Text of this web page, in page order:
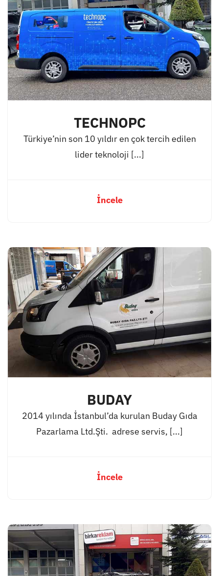
TECHNOPC
Türkiye’nin son 10 yıldır en çok tercih edilen
lider teknoloji [...]
İncele
BUDAY
2014 yılında İstanbul’da kurulan Buday Gıda
Pazarlama Ltd.Şti. adrese servis, [...]
İncele